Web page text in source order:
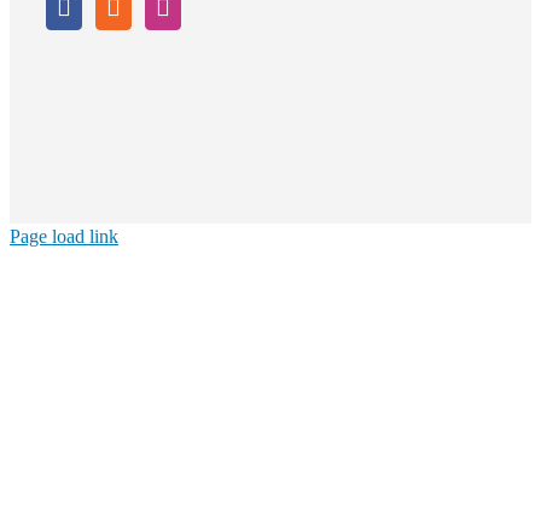
Page load link